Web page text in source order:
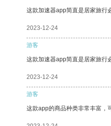
这款加速器app简直是居家旅行
2023-12-24
游客
这款加速器app简直是居家旅行
2023-12-24
游客
这款app的商品种类非常丰富，